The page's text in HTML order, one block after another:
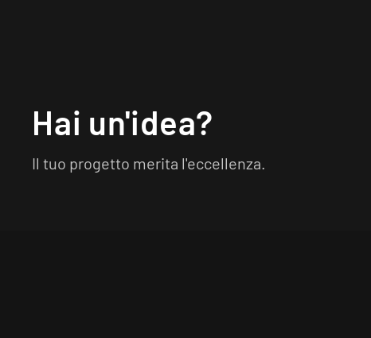
Hai un'idea?
Il tuo progetto merita l'eccellenza.